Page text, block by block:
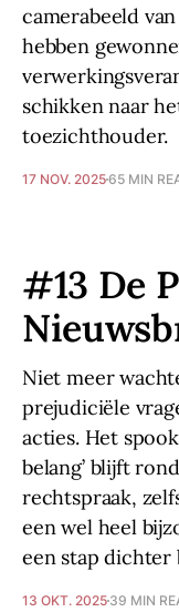
camerabeeld
hebben
schikken naar
toezichthouder.
17 NOV. 202565 MIN
#13 De
Niet meer
prejudiciële
acties. Het
belang’ blijft
rechtspraak,
een wel heel
een stap dichter
13 OKT. 2025 39 MIN